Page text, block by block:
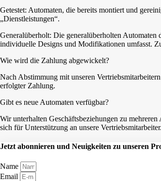
Getestet: Automaten, die bereits montiert und
„Dienstleistungen“.
Generalüberholt: Die generalüberholten
individuelle Designs und Modifikationen umfasst.
Wie wird die Zahlung abgewickelt?
Nach Abstimmung mit unseren
erfolgter Zahlung.
Gibt es neue Automaten verfügbar?
Wir unterhalten Geschäftsbeziehungen zu
sich für Unterstützung an unsere Vertriebsmitarbeiter.
Jetzt abonnieren und Neuigkeiten zu unseren
Name
Email